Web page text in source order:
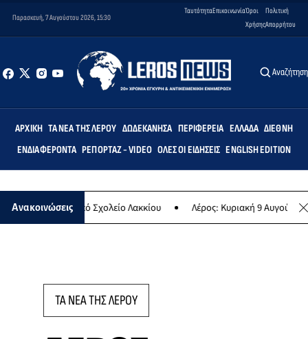
Παρασκευή, 7 Αυγούστου 2026, 15:30
ΤαυτότηταΕπικοινωνίαΌροι
Χρήσης
Πολιτική
Απορρήτου
Αναζήτηση
ΑΡΧΙΚΉ ΤΑ ΝΈΑ ΤΗΣ ΛΈΡΟΥ ΔΩΔΕΚΆΝΗΣΑ ΠΕΡΙΦΈΡΕΙΑ ΕΛΛΆΔΑ ΔΙΕΘΝΉ
ΕΝΔΙΑΦΈΡΟΝΤΑ ΡΕΠΟΡΤΆΖ - VIDEO ΌΛΕΣ ΟΙ ΕΙΔΉΣΕΙΣ ENGLISH EDITION
Ανακοινώσεις
στο Δημοτικό Σχολείο Λακκίου Λέρος: Κυριακή 9 Αυγούστου το
ΤΑ ΝΕΑ ΤΗΣ ΛΕΡΟΥ